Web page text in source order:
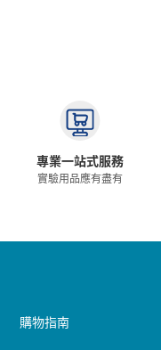
專業一站式服務
實驗用品應有盡有
購物指南